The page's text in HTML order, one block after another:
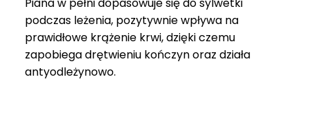
podczas leżenia, pozytywnie wpływa na
prawidłowe krążenie krwi, dzięki czemu
zapobiega drętwieniu kończyn oraz działa
antyodleżynowo.